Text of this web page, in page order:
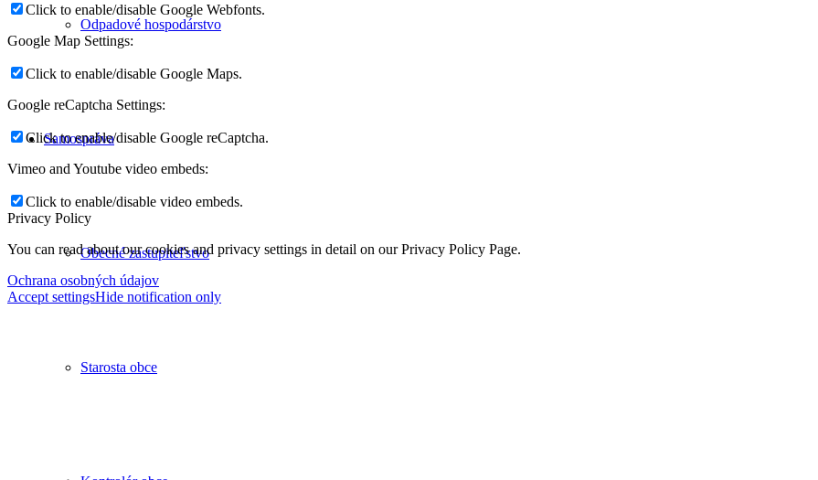
Odpadové hospodárstvo
Samospráva
Obecné zastupiteľstvo
Starosta obce
Click to enable/disable Google Webfonts.
Google Map Settings:
Click to enable/disable Google Maps.
Google reCaptcha Settings:
Click to enable/disable Google reCaptcha.
Vimeo and Youtube video embeds:
Click to enable/disable video embeds.
Privacy Policy
You can read about our cookies and privacy settings in detail on our Privacy Policy Page.
Ochrana osobných údajov
Accept settingsHide notification only